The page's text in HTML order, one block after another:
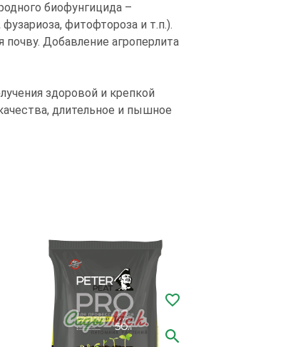
биофунгицида –
фитофтороза и т.п.).
Добавление агроперлита
здоровой и крепкой
длительное и пышное